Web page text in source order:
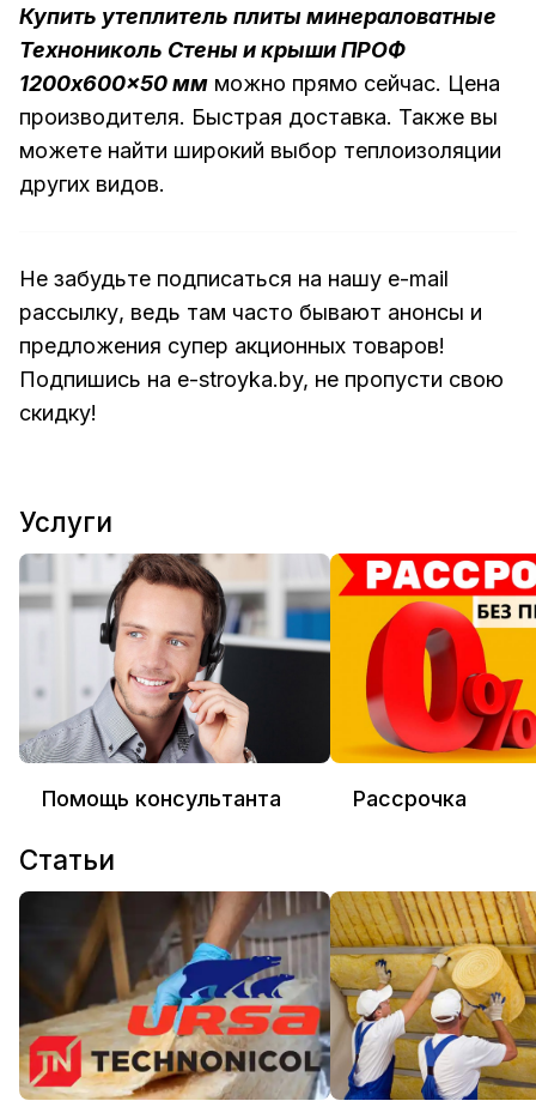
Купить утеплитель плиты минераловатные
Технониколь Стены и крыши ПРОФ
1200x600x50 мм можно прямо сейчас. Цена
производителя. Быстрая доставка. Также вы
можете найти широкий выбор теплоизоляции
других видов.
Не забудьте подписаться на нашу e-mail
рассылку, ведь там часто бывают анонсы и
предложения супер акционных товаров!
Подпишись на e-stroyka.by, не пропусти свою
скидку!
Услуги
Помощь консультанта Рассрочка
Статьи